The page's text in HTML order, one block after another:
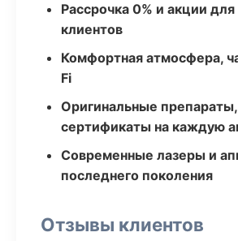
Рассрочка 0% и акции
клиентов
Комфортная атмосфера,
Fi
Оригинальные препараты,
сертификаты на каждую
Современные лазеры и
последнего поколения
Отзывы клиентов